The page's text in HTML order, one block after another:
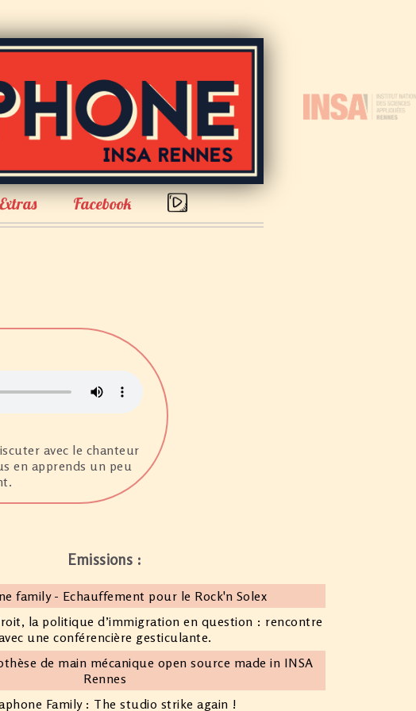
Extras Facebook
avec le chanteur
en apprends un peu
Emissions :
family - Echauffement pour le Rock'n Solex
la politique d’immigration en question : rencontre
une conférencière gesticulante.
de main mécanique open source made in INSA
Rennes
Family : The studio strike again !